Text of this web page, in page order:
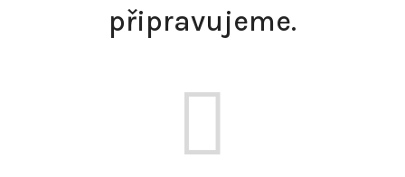
připravujeme.